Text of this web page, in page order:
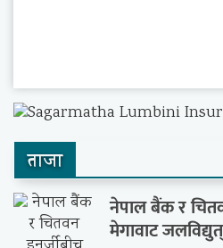
ताजा
नेपाल बैंक र
मेगावाट